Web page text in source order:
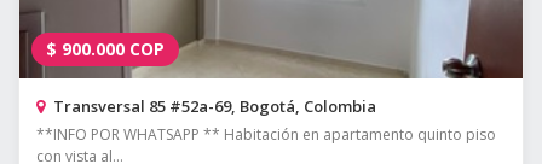
$ 900.000 COP
Transversal 85 #52a-69, Bogotá, Colombia
**INFO POR WHATSAPP ** Habitación en apartamento quinto piso
con vista al...